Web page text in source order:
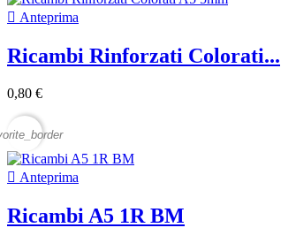
 Anteprima
Ricambi Rinforzati Colorati...
0,80 €
 Anteprima
Ricambi A5 1R BM